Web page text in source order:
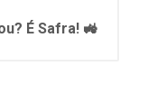
É Safra! 🚜